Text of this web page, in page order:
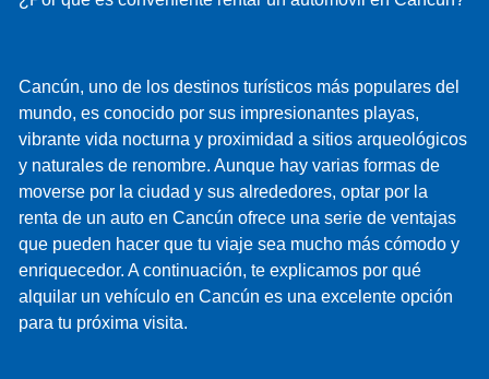
Cancún, uno de los destinos turísticos más populares del
mundo, es conocido por sus impresionantes playas,
vibrante vida nocturna y proximidad a sitios arqueológicos
y naturales de renombre. Aunque hay varias formas de
moverse por la ciudad y sus alrededores, optar por la
renta de un auto en Cancún ofrece una serie de ventajas
que pueden hacer que tu viaje sea mucho más cómodo y
enriquecedor. A continuación, te explicamos por qué
alquilar un vehículo en Cancún es una excelente opción
para tu próxima visita.